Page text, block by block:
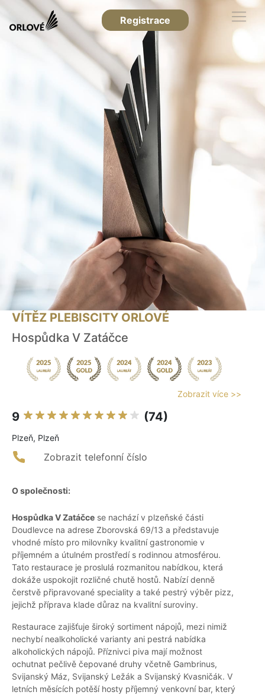
Registrace
VÍTĚZ PLEBISCITY ORLOVÉ
Hospůdka V Zatáčce
Zobrazit více >>
9 (74)
Plzeň, Plzeň
Zobrazit telefonní číslo
O společnosti:
Hospůdka V Zatáčce se nachází v plzeňské části
Doudlevce na adrese Zborovská 69/13 a představuje
vhodné místo pro milovníky kvalitní gastronomie v
příjemném a útulném prostředí s rodinnou atmosférou.
Tato restaurace je proslulá rozmanitou nabídkou, která
dokáže uspokojit rozličné chutě hostů. Nabízí denně
čerstvě připravované speciality a také pestrý výběr pizz,
jejichž příprava klade důraz na kvalitní suroviny.
Restaurace zajišťuje široký sortiment nápojů, mezi nimiž
nechybí nealkoholické varianty ani pestrá nabídka
alkoholických nápojů. Příznivci piva mají možnost
ochutnat pečlivě čepované druhy včetně Gambrinus,
Svijanský Máz, Svijanský Ležák a Svijanský Kvasničák. V
letních měsících potěší hosty příjemný venkovní bar, který